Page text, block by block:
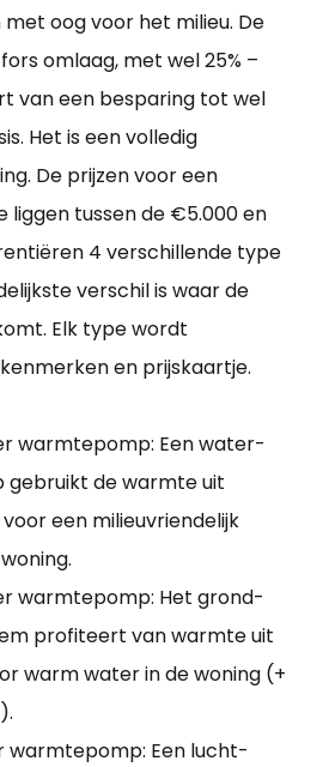
oog voor het milieu. De
omlaag, met wel 25% –
van een besparing tot wel
Het is een volledig
De prijzen voor een
liggen tussen de €5.000 en
4 verschillende type
verschil is waar de
Elk type wordt
en prijskaartje.
warmtepomp: Een water-
gebruikt de warmte uit
een milieuvriendelijk
warmtepomp: Het grond-
profiteert van warmte uit
warm water in de woning (+
warmtepomp: Een lucht-